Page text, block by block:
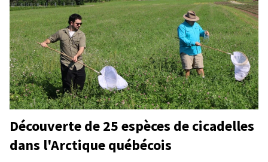
Découverte de 25 espèces de cicadelles
dans l'Arctique québécois